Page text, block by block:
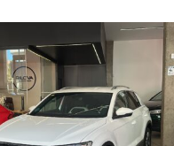
T-
SPORT